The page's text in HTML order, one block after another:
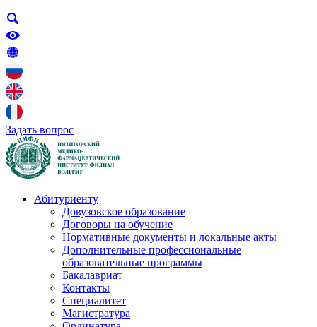
Задать вопрос
Абитуриенту
Довузовское образование
Договоры на обучение
Нормативные документы и локальные акты
Дополнительные профессиональные
образовательные программы
Бакалавриат
Контакты
Специалитет
Магистратура